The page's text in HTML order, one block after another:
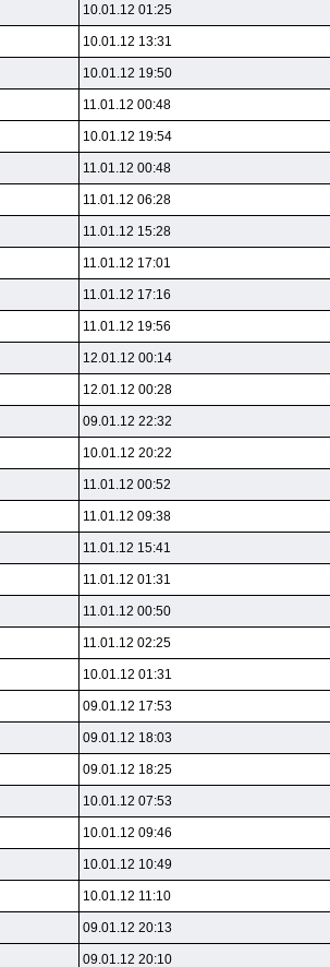
10.01.12 01:25
10.01.12 13:31
10.01.12 19:50
11.01.12 00:48
10.01.12 19:54
11.01.12 00:48
11.01.12 06:28
11.01.12 15:28
11.01.12 17:01
11.01.12 17:16
11.01.12 19:56
12.01.12 00:14
12.01.12 00:28
09.01.12 22:32
10.01.12 20:22
11.01.12 00:52
11.01.12 09:38
11.01.12 15:41
11.01.12 01:31
11.01.12 00:50
11.01.12 02:25
10.01.12 01:31
09.01.12 17:53
09.01.12 18:03
09.01.12 18:25
10.01.12 07:53
10.01.12 09:46
10.01.12 10:49
10.01.12 11:10
09.01.12 20:13
09.01.12 20:10